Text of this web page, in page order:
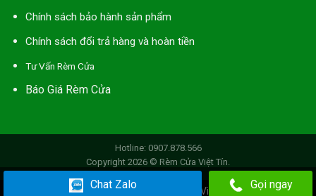
Chính sách bảo hành sản phẩm
Chính sách đổi trả hàng và hoàn tiền
Tư Vấn Rèm Cửa
Báo Giá Rèm Cửa
Hotline: 0907.878.566
Copyright 2026 © Rèm Cửa Việt Tín
Chào mừng bạn đến với Rèm Cửa Việt TínBỏ qua
Chat Zalo Gọi ngay